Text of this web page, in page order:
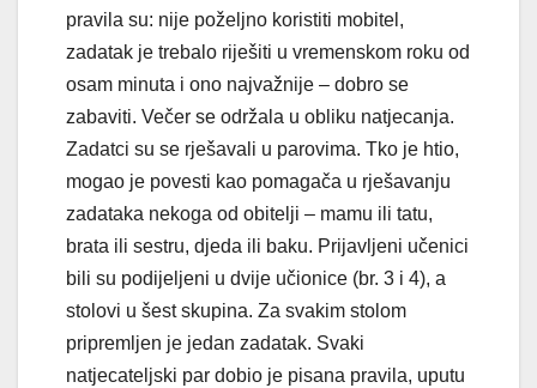
pravila su: nije poželjno koristiti mobitel,
zadatak je trebalo riješiti u vremenskom roku od
osam minuta i ono najvažnije – dobro se
zabaviti. Večer se održala u obliku natjecanja.
Zadatci su se rješavali u parovima. Tko je htio,
mogao je povesti kao pomagača u rješavanju
zadataka nekoga od obitelji – mamu ili tatu,
brata ili sestru, djeda ili baku. Prijavljeni učenici
bili su podijeljeni u dvije učionice (br. 3 i 4), a
stolovi u šest skupina. Za svakim stolom
pripremljen je jedan zadatak. Svaki
natjecateljski par dobio je pisana pravila, uputu